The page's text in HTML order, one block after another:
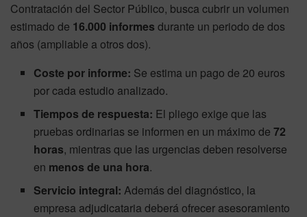
Contratación del Sector Público, busca cubrir un volumen
estimado de 16.000 informes durante un periodo de dos
años (ampliable a otros dos).
Coste por informe: Se estima un pago de 20 euros
por cada estudio analizado.
Tiempos de respuesta: El pliego exige que las
pruebas ordinarias se informen en un máximo de72
horas, mientras que las urgencias deben resolverse
en menos de una hora.
Servicio integral: Además del diagnóstico, la
empresa adjudicataria deberá ofrecer asesoramiento